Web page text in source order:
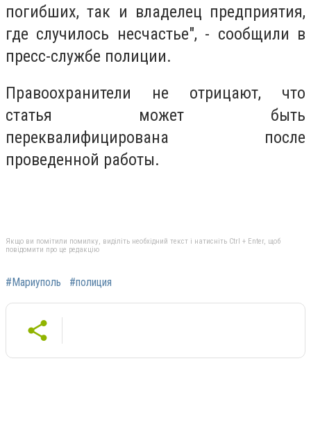
погибших, так и владелец предприятия,
где случилось несчастье", - сообщили в
пресс-службе полиции.
Правоохранители не отрицают, что
статья может быть
переквалифицирована после
проведенной работы.
Якщо ви помітили помилку, виділіть необхідний текст і натисніть Ctrl + Enter, щоб
повідомити про це редакцію
#Мариуполь #полиция